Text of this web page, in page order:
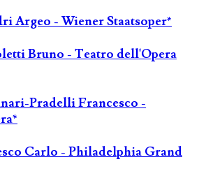
Argeo - Wiener Staatsoper*
Bruno - Teatro dell'Opera
Pradelli Francesco -
Carlo - Philadelphia Grand